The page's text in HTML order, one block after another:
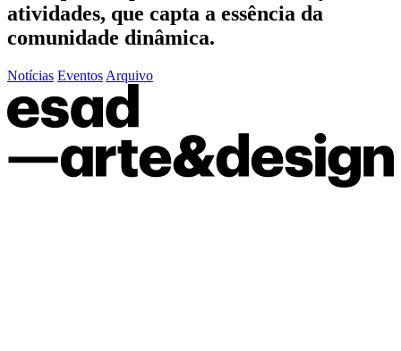
atividades, que capta a essência da
comunidade dinâmica.
Notícias Eventos Arquivo